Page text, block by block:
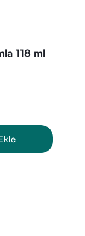
118 ml